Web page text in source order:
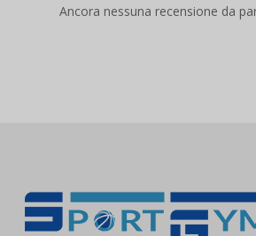
Ancora nessuna recensione da